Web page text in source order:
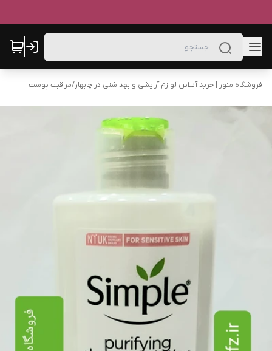
فروشگاه منور | خرید آنلاین لوازم آرایشی و بهداشتی در چابهار/مراقبت پوست